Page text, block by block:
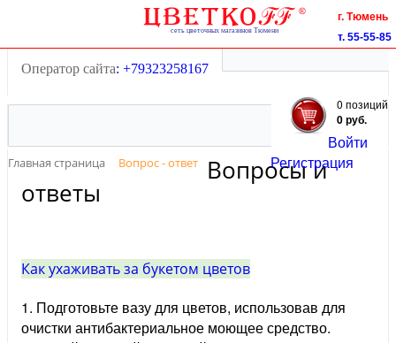
Тюмень
55-55-85
Оператор сайта: +79323258167
г. Тюмень
т. 55-55-85
0 позиций
0 руб.
Войти
Регистрация
Главная страница Вопрос - ответ Вопросы и
ответы
Как ухаживать за букетом цветов
1. Подготовьте вазу для цветов, использовав для
очистки антибактериальное моющее средство.